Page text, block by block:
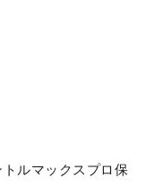
ルマックスプロ保